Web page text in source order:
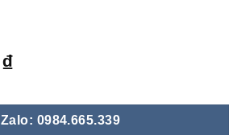
₫
Zalo: 0984.665.339